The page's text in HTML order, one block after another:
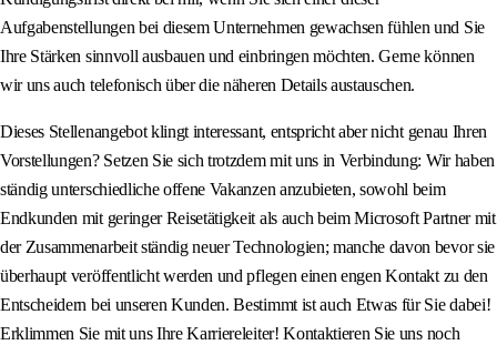
Aufgabenstellungen bei diesem Unternehmen gewachsen fühlen und Sie
Ihre Stärken sinnvoll ausbauen und einbringen möchten. Gerne können
wir uns auch telefonisch über die näheren Details austauschen.
Dieses Stellenangebot klingt interessant, entspricht aber nicht genau Ihren
Vorstellungen? Setzen Sie sich trotzdem mit uns in Verbindung: Wir haben
ständig unterschiedliche offene Vakanzen anzubieten, sowohl beim
Endkunden mit geringer Reisetätigkeit als auch beim Microsoft Partner mit
der Zusammenarbeit ständig neuer Technologien; manche davon bevor sie
überhaupt veröffentlicht werden und pflegen einen engen Kontakt zu den
Entscheidern bei unseren Kunden. Bestimmt ist auch Etwas für Sie dabei!
Erklimmen Sie mit uns Ihre Karriereleiter! Kontaktieren Sie uns noch